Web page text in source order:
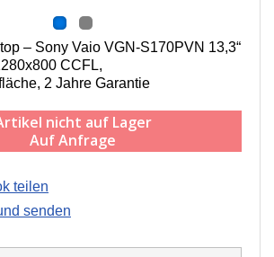
– Sony Vaio VGN-S170PVN 13,3“
CCFL,
2 Jahre Garantie
nicht auf Lager
Auf Anfrage
teilen
senden